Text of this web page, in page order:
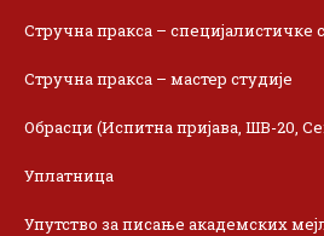
Стручна пракса – специјалистичке
Стручна пракса – мастер студије
Обрасци (Испитна пријава, ШВ-20,
Уплатница
Упутство за писање академских